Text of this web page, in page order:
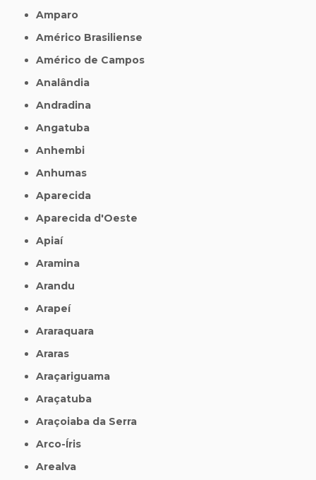
Amparo
Américo Brasiliense
Américo de Campos
Analândia
Andradina
Angatuba
Anhembi
Anhumas
Aparecida
Aparecida d'Oeste
Apiaí
Aramina
Arandu
Arapeí
Araraquara
Araras
Araçariguama
Araçatuba
Araçoiaba da Serra
Arco-Íris
Arealva